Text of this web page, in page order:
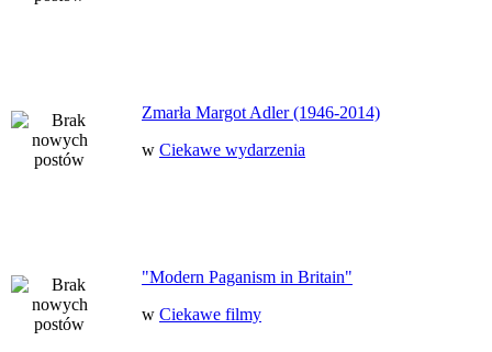
Zmarła Margot Adler (1946-2014)
w Ciekawe wydarzenia
"Modern Paganism in Britain"
w Ciekawe filmy